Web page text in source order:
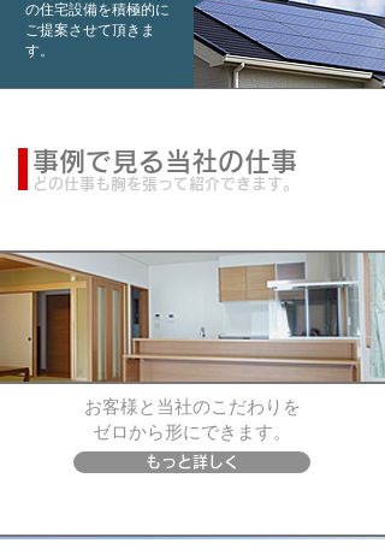
お客様と当社のこだわりを
​ゼロから形にできます。
もっと詳しく
どの仕事も胸を張って紹介できます。
事例で見る当社の仕事
の住宅設備を積極的に
ご提案させて頂きま
す。